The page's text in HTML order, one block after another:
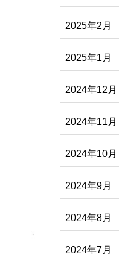
2025年2月
2025年1月
2024年12月
2024年11月
2024年10月
2024年9月
2024年8月
2024年7月